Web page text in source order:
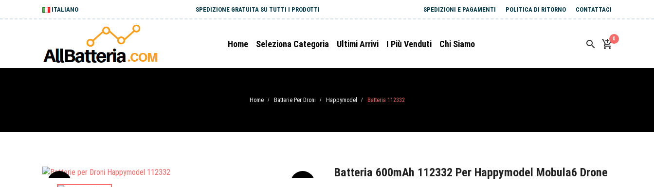
ITALIANO SPEDIZIONE GRATUITA SU TUTTI I PRODOTTI SPEDIZIONI E PAGAMENTI POLITICA DI RITORNO CONTATTACI
Home Seleziona Categoria Ultimi Arrivi I Più Venduti Chi Siamo
0
Home / Batterie Per Droni / Happymodel / Batteria 112332
Sale
Batteria 600mAh 112332 Per Happymodel Mobula6 Drone